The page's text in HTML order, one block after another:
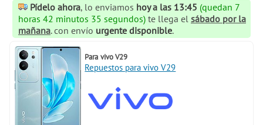
Pídelo ahora, lo enviamos hoy a las 13:45 (quedan 7
horas 42 minutos 35 segundos) te llega el sábado por la
mañana. con envío urgente disponible.
Para vivo V29
Repuestos para vivo V29